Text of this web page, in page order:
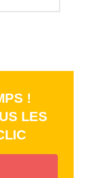
!
LES